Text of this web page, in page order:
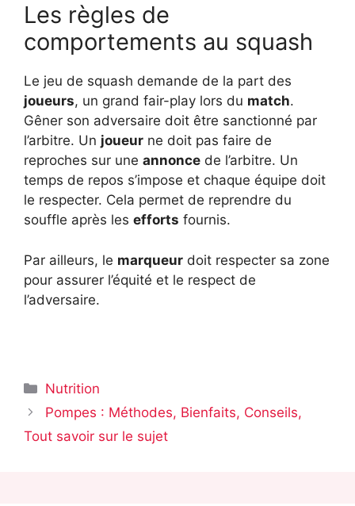
Les règles de
comportements au squash
Le jeu de squash demande de la part des
joueurs, un grand fair-play lors du match.
Gêner son adversaire doit être sanctionné par
l’arbitre. Un joueur ne doit pas faire de
reproches sur une annonce de l’arbitre. Un
temps de repos s’impose et chaque équipe doit
le respecter. Cela permet de reprendre du
souffle après les efforts fournis.
Par ailleurs, le marqueur doit respecter sa zone
pour assurer l’équité et le respect de
l’adversaire.
Catégories
Nutrition
Pompes : Méthodes, Bienfaits, Conseils,
Tout savoir sur le sujet